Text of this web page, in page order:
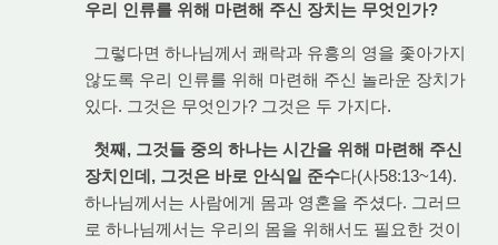
우리 인류를 위해 마련해 주신 장치는 무엇인가?
그렇다면 하나님께서 쾌락과 유흥의 영을 좇아가지
않도록 우리 인류를 위해 마련해 주신 놀라운 장치가
있다. 그것은 무엇인가? 그것은 두 가지다.
첫째, 그것들 중의 하나는 시간을 위해 마련해 주신
장치인데, 그것은 바로 안식일 준수다(사58:13~14).
하나님께서는 사람에게 몸과 영혼을 주셨다. 그러므
로 하나님께서는 우리의 몸을 위해서도 필요한 것이